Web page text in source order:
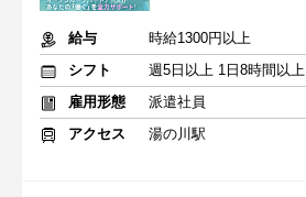
給与
時給1300円以上
シフト
週5日以上 1日8時間以上
雇用形態
派遣社員
アクセス
湯の川駅